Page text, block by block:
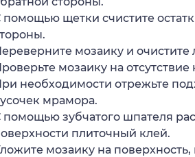
помощью щетки счистите
мозаику и очистите
мозаику на
необходимости отрежьте
мрамора.
помощью зубчатого шпателя
плиточный клей.
мозаику на